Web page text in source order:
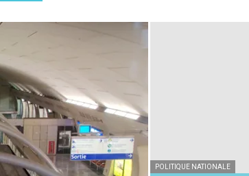
POLITIQUE NATIONALE